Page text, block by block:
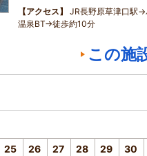
アクセス
JR長野原草津口駅
温泉BT→徒歩約10分
この施
25 26 27 28 29 30